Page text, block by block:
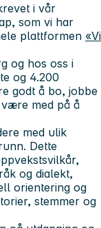
i vår
som vi har
plattformen «Vi
og hos oss i
og 4.200
godt å bo, jobbe
med på å
med ulik
Dette
og dialekt,
orientering og
stemmer og